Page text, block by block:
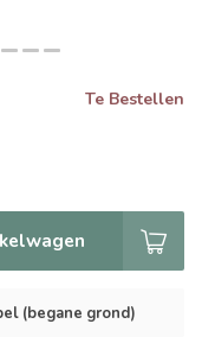
Te Bestellen
(begane grond)